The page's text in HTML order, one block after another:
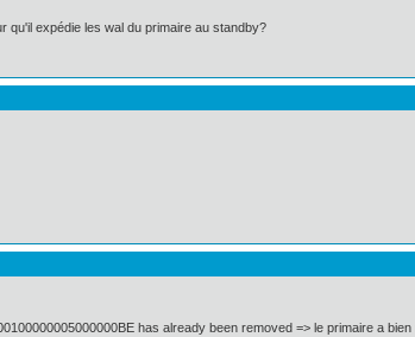
qu'il expédie les wal du primaire au standby?
has already been removed => le primaire a bien